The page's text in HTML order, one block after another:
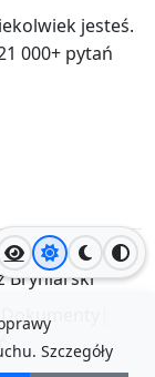
Jasny motyw
Ciemny
jesteś.
000+ pytań
Bryniarski
Dokumenty
Szczegóły